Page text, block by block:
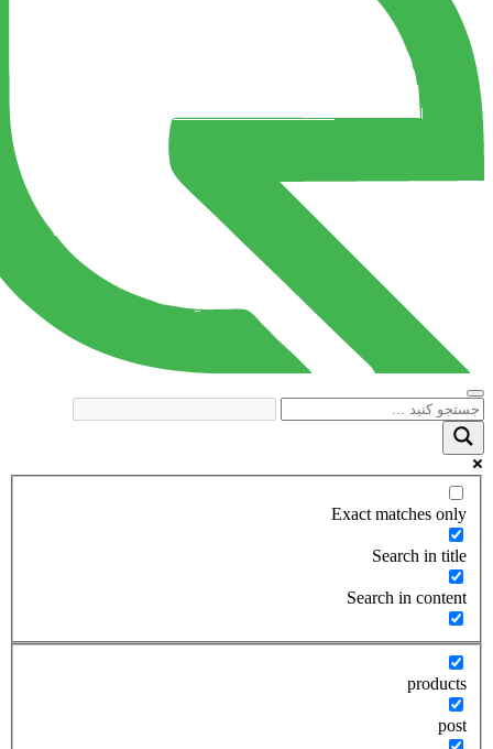
Exact matches only
Search in title
Search in content
products
post